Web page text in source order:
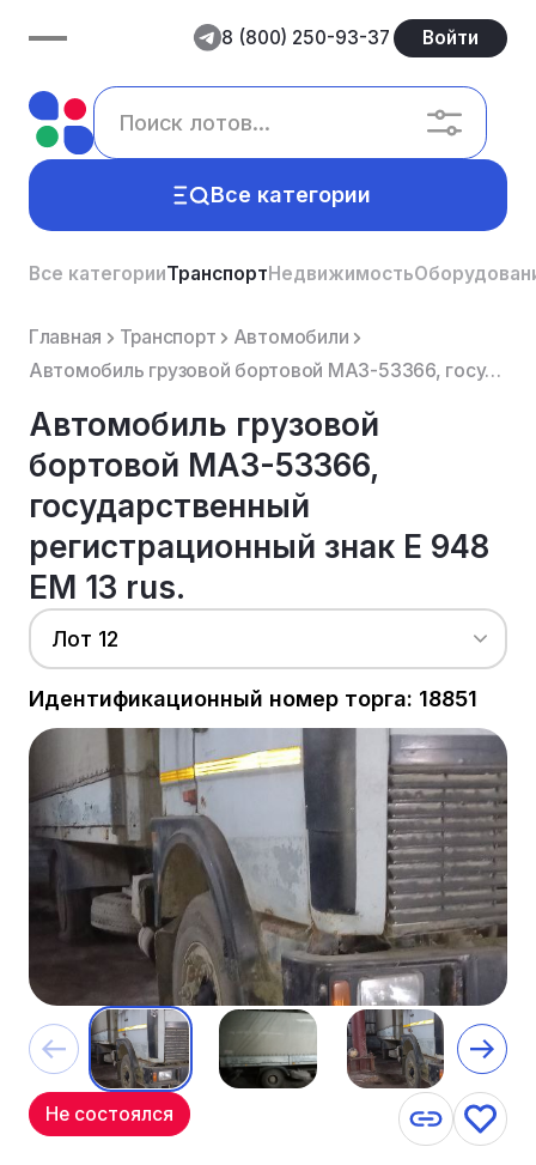
8 (800) 250-93-37 Войти
Все категории
Все категорииТранспортНедвижимость
Главная Транспорт
Автомобили
Автомобиль грузовой бортовой МАЗ-53366, государственный регистрационный знак Е 948 ЕМ 13 rus.
Автомобиль грузовой
бортовой МАЗ-53366,
государственный
регистрационный знак Е 948
ЕМ 13 rus.
Лот 12
Идентификационный номер торга: 18851
Не состоялся